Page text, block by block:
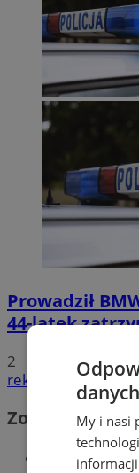
Prowadził
44-latek
2
reklama
Zobacz
danych
My i nasi